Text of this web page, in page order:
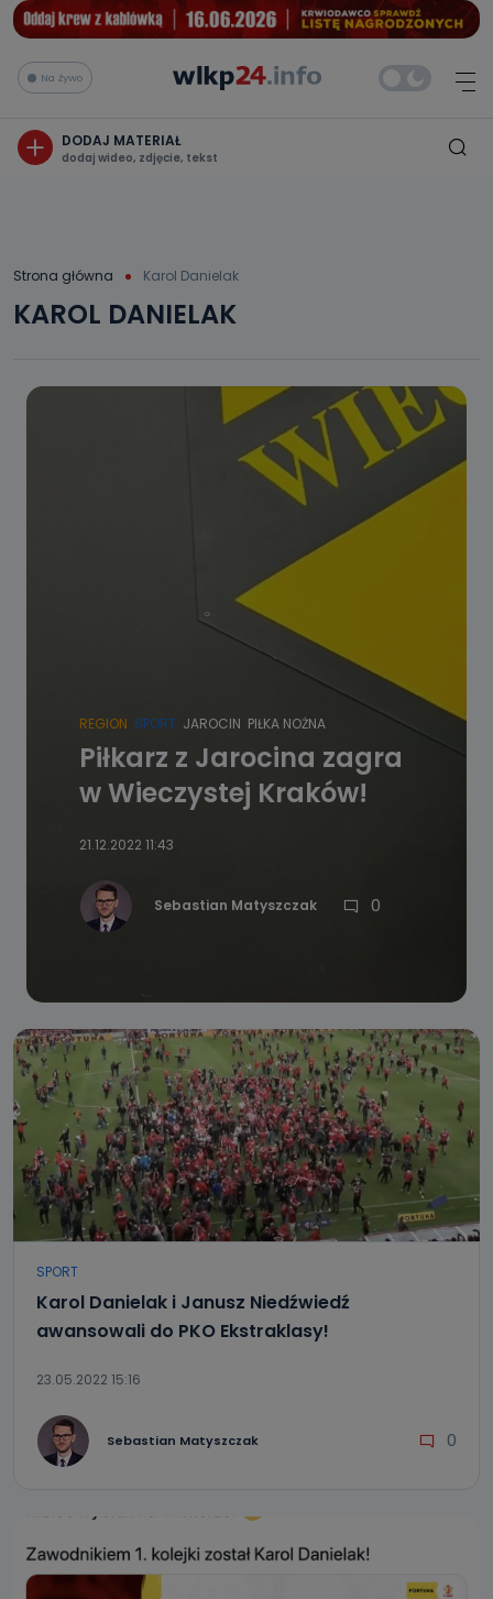
Na żywo
DODAJ MATERIAŁ
dodaj wideo, zdjęcie, tekst
Strona główna Karol Danielak
KAROL DANIELAK
REGION SPORT JAROCIN PIŁKA NOŻNA
Piłkarz z Jarocina zagra
w Wieczystej Kraków!
21.12.2022 11:43
Sebastian Matyszczak 0
SPORT
Karol Danielak i Janusz Niedźwiedź
awansowali do PKO Ekstraklasy!
23.05.2022 15:16
Sebastian Matyszczak 0